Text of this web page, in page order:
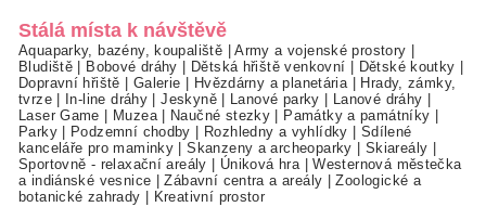
Stálá místa k návštěvě
Aquaparky, bazény, koupaliště |Army a vojenské prostory
Bludiště
Bobové dráhy Dětská hřiště venkovní Dětské koutky
Dopravní hřiště
Galerie Hvězdárny a planetária|
Hrady, zámky,
tvrze| In-line dráhy |Jeskyně| Lanové parky Lanové dráhy
Laser Game
Muzea| Naučné stezky Památky a památníky
Parky| Podzemní chodby Rozhledny a vyhlídky
Sdílené
kanceláře pro maminky |Skanzeny a archeoparky Skiareály
Sportovně - relaxační areály
Úniková hra|Westernová městečka
a indiánské vesnice |Zábavní centra a areály |Zoologické a
botanické zahrady
Kreativní prostor